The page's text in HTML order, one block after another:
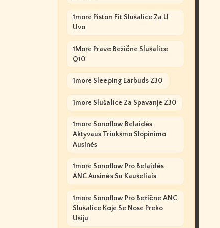
1more Piston Fit Slušalice Za U
Uvo
1More Prave Bežične Slušalice
Q10
1more Sleeping Earbuds Z30
1more Slušalice Za Spavanje Z30
1more Sonoflow Belaidės
Aktyvaus Triukšmo Slopinimo
Ausinės
1more Sonoflow Pro Belaidės
ANC Ausinės Su Kaušeliais
1more Sonoflow Pro Bežične ANC
Slušalice Koje Se Nose Preko
Ušiju